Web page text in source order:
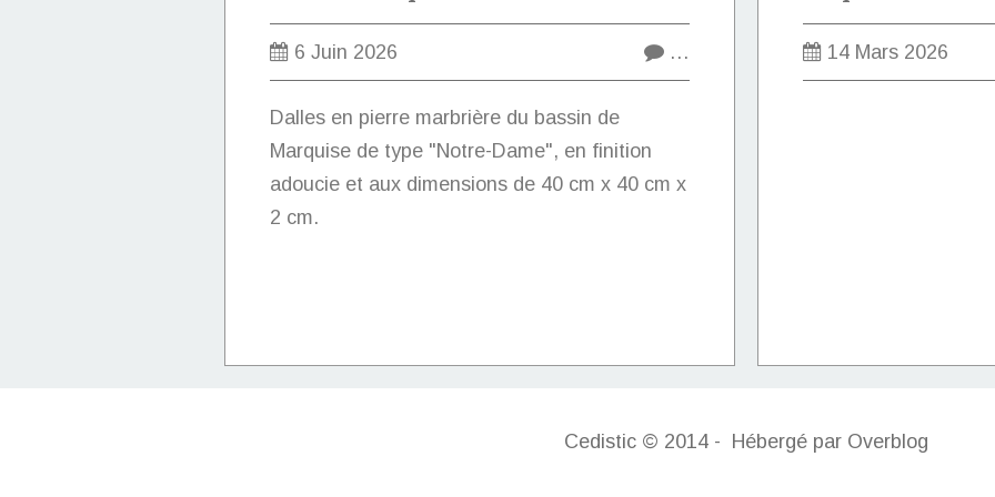
6 Juin 2026 …
Dalles en pierre marbrière du bassin de
Marquise de type "Notre-Dame", en finition
adoucie et aux dimensions de 40 cm x 40 cm x
2 cm.
14 Mars 2026
Cedistic © 2014 - Hébergé par Overblog